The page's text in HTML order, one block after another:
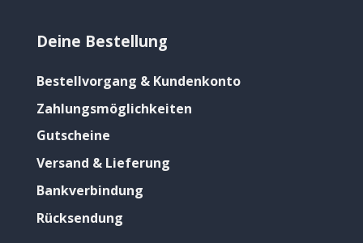
Deine Bestellung
Bestellvorgang & Kundenkonto
Zahlungsmöglichkeiten
Gutscheine
Versand & Lieferung
Bankverbindung
Rücksendung